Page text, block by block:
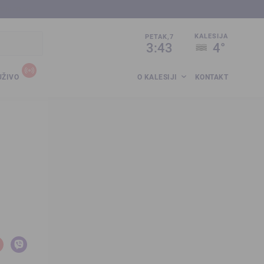
PETAK,7
3:43
KALESIJA
4°
O KALESIJI KONTAKT